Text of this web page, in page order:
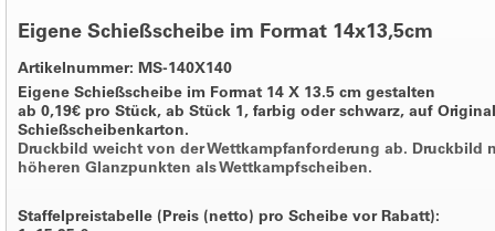
Eigene Schießscheibe im Format 14x13,5cm
Artikelnummer: MS-140X140
Eigene Schießscheibe im Format 14 X 13.5 cm gestalten
ab 0,19€ pro Stück, ab Stück 1, farbig oder schwarz, auf Original
Schießscheibenkarton.
Druckbild weicht von der Wettkampfanforderung ab. Druckbild
höheren Glanzpunkten als Wettkampfscheiben.
Staffelpreistabelle (Preis (netto) pro Scheibe vor Rabatt):